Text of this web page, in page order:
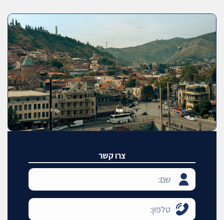
3. שאלתם ? ענינו !
צרו קשר